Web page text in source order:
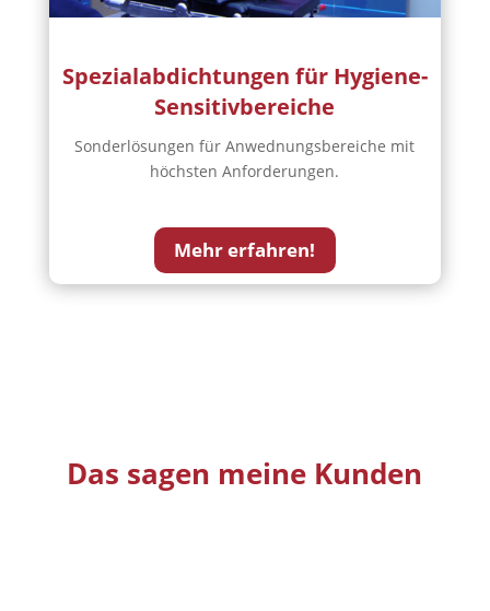
Spezialabdichtungen für Hygiene-
Sensitivbereiche
Sonderlösungen für Anwednungsbereiche mit
höchsten Anforderungen.
Mehr erfahren!
Das sagen meine Kunden